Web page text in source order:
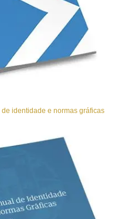
identidade e normas gráficas